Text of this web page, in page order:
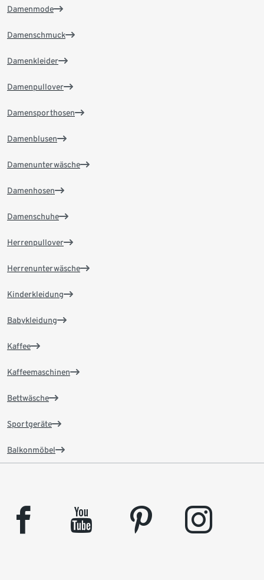
Damenmode
Damenschmuck
Damenkleider
Damenpullover
Damensporthosen
Damenblusen
Damenunterwäsche
Damenhosen
Damenschuhe
Herrenpullover
Herrenunterwäsche
Kinderkleidung
Babykleidung
Kaffee
Kaffeemaschinen
Bettwäsche
Sportgeräte
Balkonmöbel
facebook youtube pinterest instagram